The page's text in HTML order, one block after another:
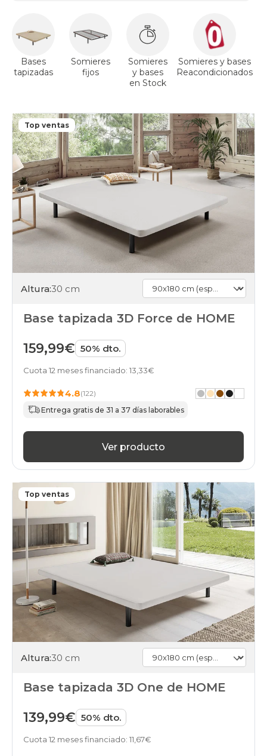
Bases
tapizadas
Somieres
fijos
Somieres
y bases
en Stock
Somieres y bases
Reacondicionados
Top ventas
Altura:30 cm
Base tapizada 3D Force de HOME
159,99€ 50% dto.
Cuota 12 meses financiado: 13,33€
4.8(122)
Entrega gratis de 31 a 37 días laborables
Ver producto
Top ventas
Altura:30 cm
Base tapizada 3D One de HOME
139,99€ 50% dto.
Cuota 12 meses financiado: 11,67€